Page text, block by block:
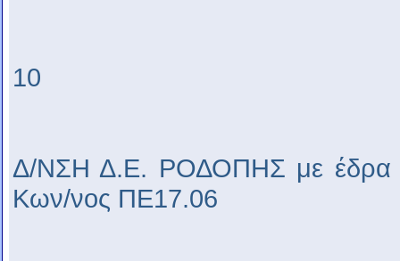
10
Δ/ΝΣΗ Δ.Ε. ΡΟΔΟΠΗΣ με έδρα
Κων/νος ΠΕ17.06